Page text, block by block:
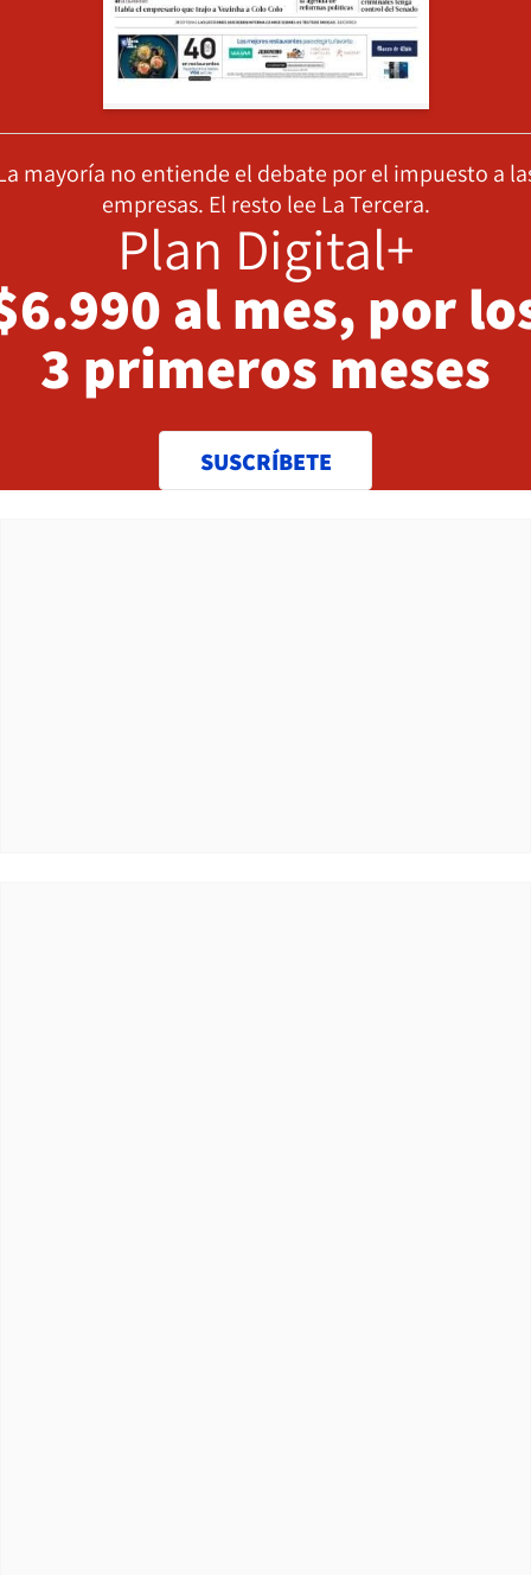
mayoría no entiende el debate por el impuesto a
empresas. El resto lee La Tercera.
Plan Digital+
al mes, por
3 primeros meses
SUSCRÍBETE